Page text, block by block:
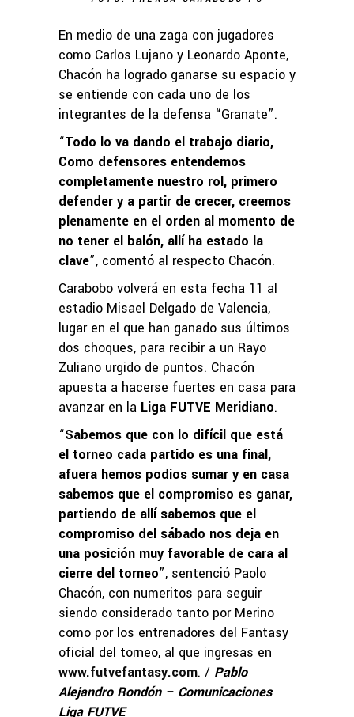
En medio de una zaga con jugadores
como Carlos Lujano y Leonardo Aponte,
Chacón ha logrado ganarse su espacio y
se entiende con cada uno de los
integrantes de la defensa “Granate”.
“Todo lo va dando el trabajo diario,
Como defensores entendemos
completamente nuestro rol, primero
defender y a partir de crecer, creemos
plenamente en el orden al momento de
no tener el balón, allí ha estado la
clave”, comentó al respecto Chacón.
Carabobo volverá en esta fecha 11 al
estadio Misael Delgado de Valencia,
lugar en el que han ganado sus últimos
dos choques, para recibir a un Rayo
Zuliano urgido de puntos. Chacón
apuesta a hacerse fuertes en casa para
avanzar en la Liga FUTVE Meridiano.
“Sabemos que con lo difícil que está
el torneo cada partido es una final,
afuera hemos podios sumar y en casa
sabemos que el compromiso es ganar,
partiendo de allí sabemos que el
compromiso del sábado nos deja en
una posición muy favorable de cara al
cierre del torneo”, sentenció Paolo
Chacón, con numeritos para seguir
siendo considerado tanto por Merino
como por los entrenadores del Fantasy
oficial del torneo, al que ingresas en
www.futvefantasy.com. / Pablo
Alejandro Rondón – Comunicaciones
Liga FUTVE